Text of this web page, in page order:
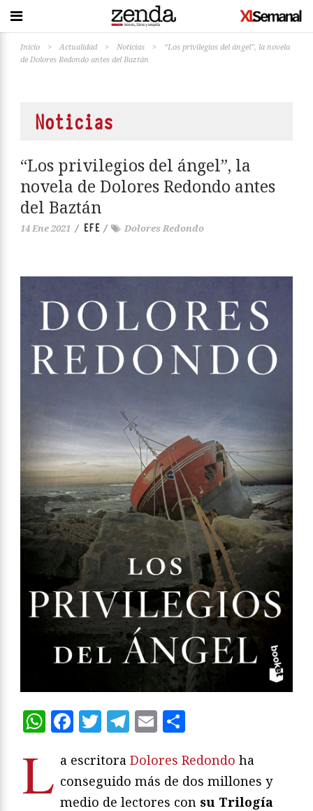
Inicio > Actualidad > Noticias >
“Los privilegios del ángel”, la novela
de Dolores Redondo antes del Baztán
Noticias
“Los privilegios del ángel”, la
novela de Dolores Redondo antes
del Baztán
14 Ene 2021 / EFE / Dolores Redondo
WhatsApp
Facebook
Twitter
Telegram
Email
L a escritora Dolores Redondo ha
conseguido más de dos millones y
medio de lectores con su Trilogía